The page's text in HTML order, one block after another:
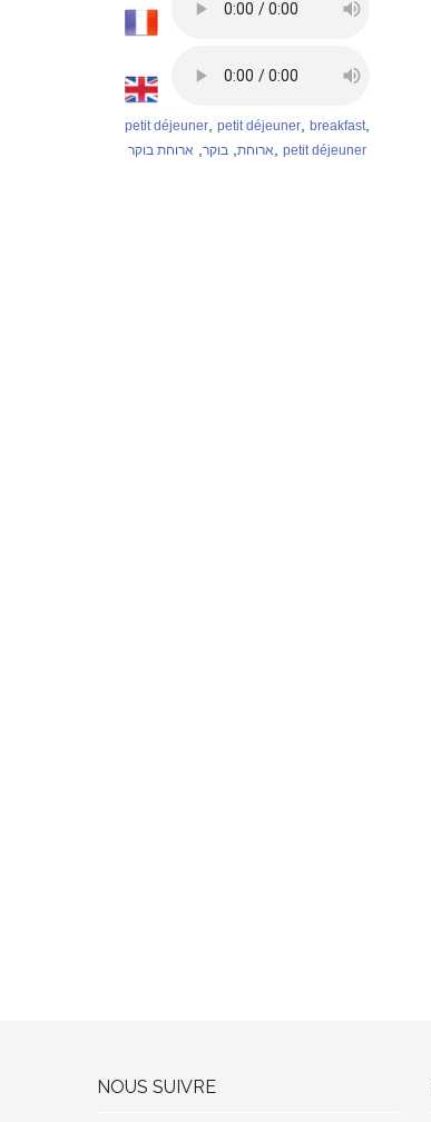
petit déjeuner, petit déjeuner, breakfast,
ארוחת בוקר ארוחת בוקר petit déjeuner
NOUS SUIVRE